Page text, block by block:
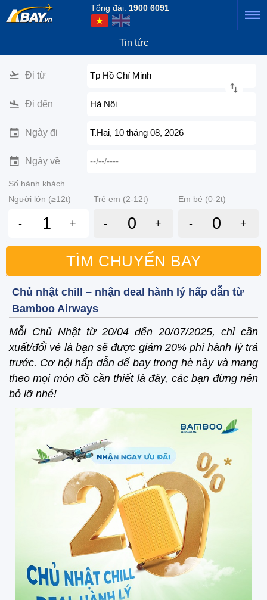
Tổng đài: 1900 6091
Tin tức
Đi từ Tp Hồ Chí Minh
Đi đến Hà Nội
Ngày đi T.Hai, 10 tháng 08, 2026
Ngày về --/--/----
Số hành khách
Người lớn (≥12t)
Trẻ em (2-12t) Em bé (0-2t)
- + - + - +
TÌM CHUYẾN BAY
Chủ nhật chill – nhận deal hành lý hấp dẫn từ
Bamboo Airways
Mỗi Chủ Nhật từ 20/04 đến 20/07/2025, chỉ cần
xuất/đổi vé là bạn sẽ được giảm 20% phí hành lý trả
trước. Cơ hội hấp dẫn để bay trong hè này và mang
theo mọi món đồ cần thiết là đây, các bạn đừng nên
bỏ lỡ nhé!